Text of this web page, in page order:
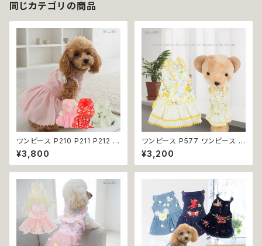
犬 おしゃれ かわいい プレゼン
ト ギフト 返品交換不可
同じカテゴリの商品
ワンピース P210 P211 P212 犬
イエロー ピンク ホワイト レッド
レモン 蝶 フラワー 猫 ペット 服
犬服 犬の服 犬洋服 犬の洋服
洋服 dog ドッグウェア ドッグウ
エア 女の子 小型犬 おしゃれ か
わいい 可愛い 透け感 コットン
返品交換不可
¥3,800
ワンピース P577 ワンピース ド
レス ハンドメイド 花 スカート ト
ップス ティアードスカート 春 夏
パピー 小型犬 犬 猫 ペット 服
ウェア おしゃれ かわいい お出
かけ 返品交換不可
¥3,200